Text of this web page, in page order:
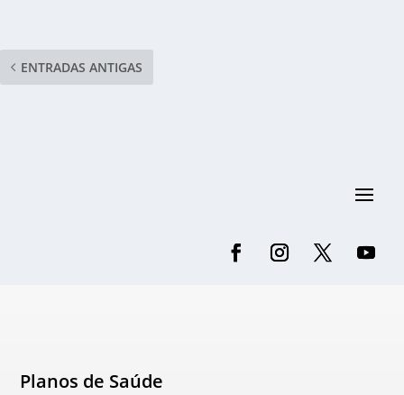
ENTRADAS ANTIGAS
Planos de Saúde